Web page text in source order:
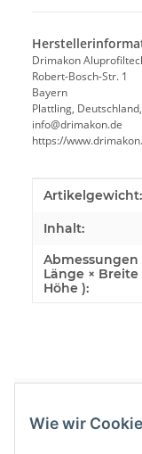
Wie wir
Drimakon
Robert-Bosch-Str. 1
Bayern
Plattling,
info@drimakon.de
https://
Wert
Artikelgewicht:
Inhalt:
Abmessungen
Länge × Breite
Höhe ):